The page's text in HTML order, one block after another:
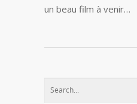
un beau film à venir…